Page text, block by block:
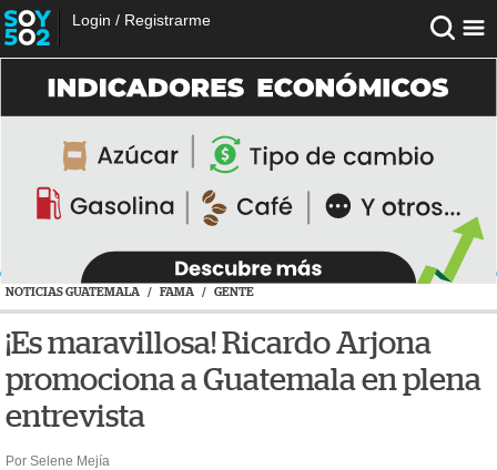
Login / Registrarme
NOTICIAS GUATEMALA / FAMA / GENTE
¡Es maravillosa! Ricardo Arjona
promociona a Guatemala en plena
entrevista
Por Selene Mejía